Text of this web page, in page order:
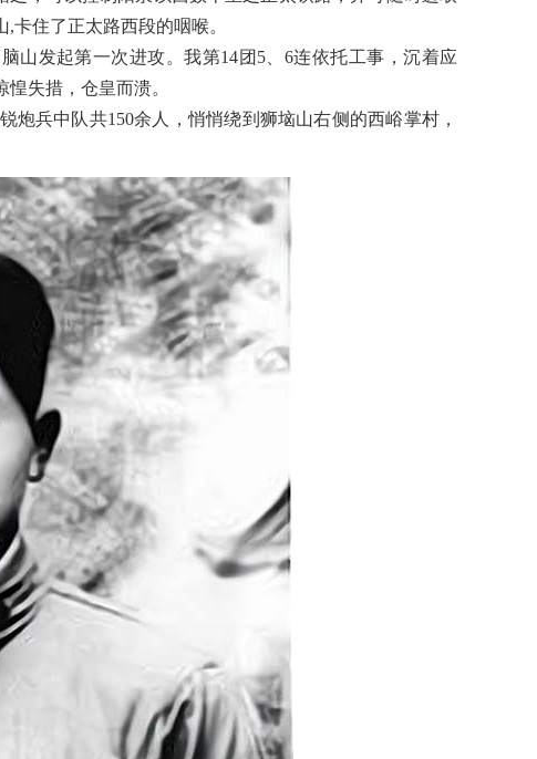
卡住了正太路西段的咽喉。
山发起第一次进攻。我第14团5、6连依托工事，沉着应
失措，仓皇而溃。
炮兵中队共150余人，悄悄绕到狮垴山右侧的西峪掌村，